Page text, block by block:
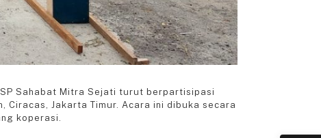
Sahabat Mitra Sejati turut berpartisipasi
Ciracas, Jakarta Timur. Acara ini dibuka secara
koperasi.